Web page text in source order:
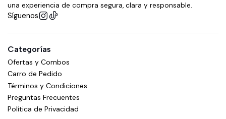
una experiencia de compra segura, clara y responsable.
Síguenos
Categorías
Ofertas y Combos
Carro de Pedido
Términos y Condiciones
Preguntas Frecuentes
Política de Privacidad